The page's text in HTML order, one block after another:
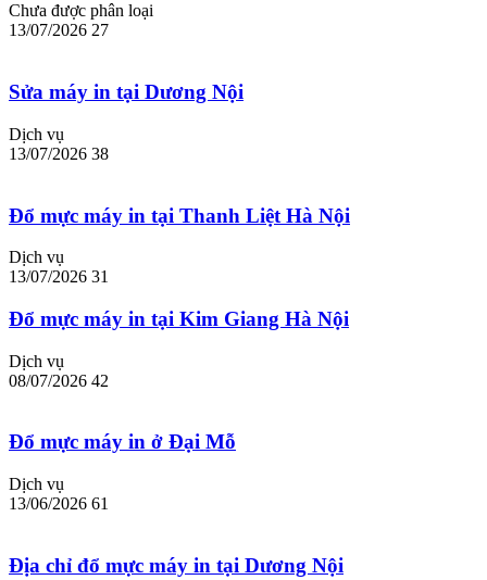
Chưa được phân loại
13/07/2026 27
Sửa máy in tại Dương Nội
Dịch vụ
13/07/2026 38
Đổ mực máy in tại Thanh Liệt Hà Nội
Dịch vụ
13/07/2026 31
Đổ mực máy in tại Kim Giang Hà Nội
Dịch vụ
08/07/2026 42
Đổ mực máy in ở Đại Mỗ
Dịch vụ
13/06/2026 61
Địa chỉ đổ mực máy in tại Dương Nội